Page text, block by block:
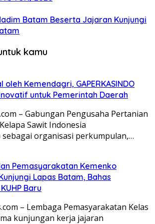
Batam Beserta Jajaran Kunjungi
kamu
Kemendagri, GAPERKASINDO
untuk Pemerintah Daerah
– Gabungan Pengusaha Pertanian
Sawit Indonesia
sebagai organisasi perkumpulan,…
Pemasyarakatan Kemenko
Lapas Batam, Bahas
Baru
– Lembaga Pemasyarakatan Kelas
kunjungan kerja jajaran